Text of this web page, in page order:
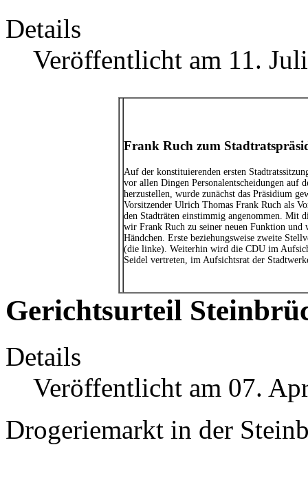
Details
Veröffentlicht am 11.
Frank Ruch zum
Auf der konstituierenden ersten
vor allen Dingen Personalentscheidungen auf
herzustellen, wurde zunächst das Präsidium
Vorsitzender Ulrich Thomas Frank Ruch als
den Stadträten einstimmig angenommen. Mit
wir Frank Ruch zu seiner neuen Funktion
Händchen. Erste beziehungsweise zweite
(die linke). Weiterhin wird die CDU im
Seidel vertreten, im Aufsichtsrat der
Gerichtsurteil
Details
Veröffentlicht am 07.
Drogeriemarkt in der